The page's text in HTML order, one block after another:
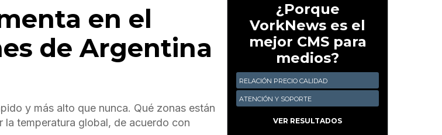
en el
de Argentina
y más alto que nunca. Qué zonas están
la temperatura global, de acuerdo con
¿Porque
VorkNews es el
mejor CMS para
medios?
RELACIÓN PRECIO CALIDAD
ATENCIÓN Y SOPORTE
VER RESULTADOS